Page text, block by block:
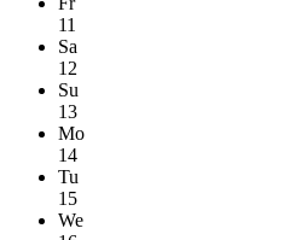
11
Sa
12
Su
13
Mo
14
Tu
15
We